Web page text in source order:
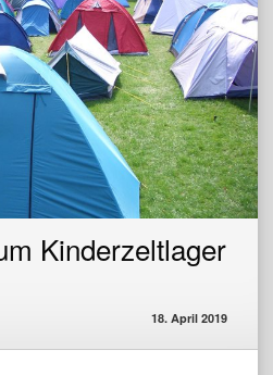
Kinderzeltlager
18. April 2019